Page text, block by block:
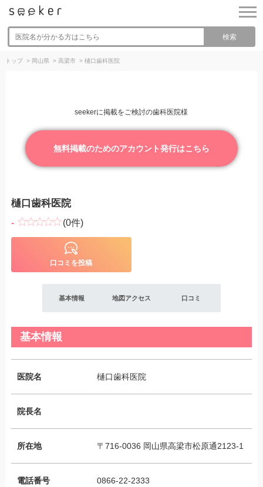
検索
トップ > 岡山県 > 高梁市 > 樋口歯科医院
seekerに掲載をご検討の歯科医院様
無料掲載のためのアカウント発行はこちら
樋口歯科医院
- (0件)
口コミを投稿
基本情報 地図アクセス 口コミ
基本情報
医院名 樋口歯科医院
院長名
所在地 〒716-0036 岡山県高梁市松原通2123-1
電話番号 0866-22-2333